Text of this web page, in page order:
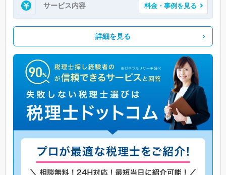
サービス内容 料金・事例を見る
詳細を見る